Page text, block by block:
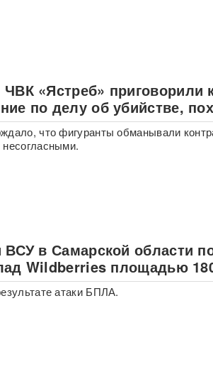
«Ястреб» приговорили
по делу об убийстве,
что фигуранты обманывали
ВСУ в Самарской области
Wildberries площадью
атаки БПЛА.